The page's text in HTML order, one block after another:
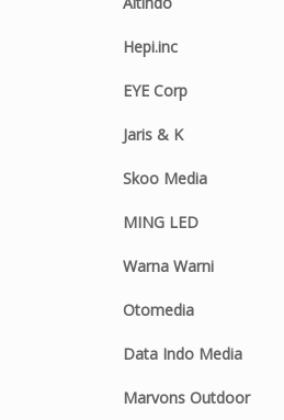
Hepi.inc
EYE Corp
Jaris & K
Skoo Media
MING LED
Warna Warni
Otomedia
Data Indo Media
Marvons Outdoor